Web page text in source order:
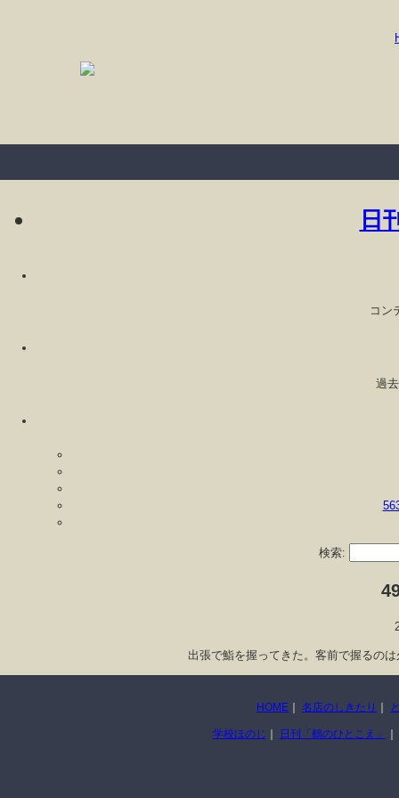
日
コン
過
検索:
出張で鮨を握ってきた。客前で握るの
HOME 名店のしきたり
学校ほのじ 日刊「鶴のひとこえ」